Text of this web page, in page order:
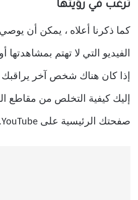
ترغب في رؤيتها
الفيديو التي لا تهتم
إذا كان هناك شخص آخر يراقبك
إليك كيفية التخلص من مقاطع
صفحتك الرئيسية على YouTube.